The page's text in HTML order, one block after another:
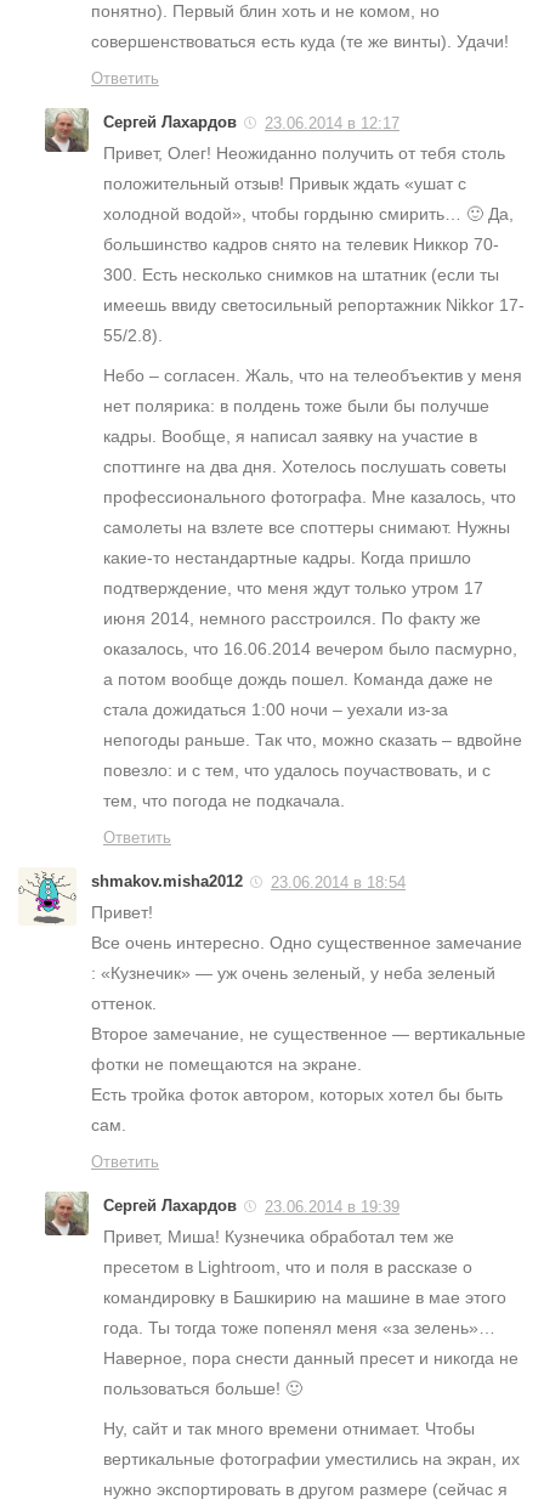
понятно). Первый блин хоть и не комом, но
совершенствоваться есть куда (те же винты). Удачи!
Ответить
Сергей Лахардов 23.06.2014 в 12:17
Привет, Олег! Неожиданно получить от тебя столь
положительный отзыв! Привык ждать «ушат с
холодной водой», чтобы гордыню смирить… 🙂 Да,
большинство кадров снято на телевик Никкор 70-
300. Есть несколько снимков на штатник (если ты
имеешь ввиду светосильный репортажник Nikkor 17-
55/2.8).
Небо – согласен. Жаль, что на телеобъектив у меня
нет полярика: в полдень тоже были бы получше
кадры. Вообще, я написал заявку на участие в
споттинге на два дня. Хотелось послушать советы
профессионального фотографа. Мне казалось, что
самолеты на взлете все споттеры снимают. Нужны
какие-то нестандартные кадры. Когда пришло
подтверждение, что меня ждут только утром 17
июня 2014, немного расстроился. По факту же
оказалось, что 16.06.2014 вечером было пасмурно,
а потом вообще дождь пошел. Команда даже не
стала дожидаться 1:00 ночи – уехали из-за
непогоды раньше. Так что, можно сказать – вдвойне
повезло: и с тем, что удалось поучаствовать, и с
тем, что погода не подкачала.
Ответить
shmakov.misha2012 23.06.2014 в 18:54
Привет!
Все очень интересно. Одно существенное замечание
: «Кузнечик» — уж очень зеленый, у неба зеленый
оттенок.
Второе замечание, не существенное — вертикальные
фотки не помещаются на экране.
Есть тройка фоток автором, которых хотел бы быть
сам.
Ответить
Сергей Лахардов 23.06.2014 в 19:39
Привет, Миша! Кузнечика обработал тем же
пресетом в Lightroom, что и поля в рассказе о
командировку в Башкирию на машине в мае этого
года. Ты тогда тоже попенял меня «за зелень»…
Наверное, пора снести данный пресет и никогда не
пользоваться больше! 🙂
Ну, сайт и так много времени отнимает. Чтобы
вертикальные фотографии уместились на экран, их
нужно экспортировать в другом размере (сейчас я